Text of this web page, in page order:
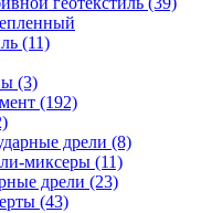
(11)
(3)
(192)
дрели (8)
миксеры (11)
дрели (23)
(43)